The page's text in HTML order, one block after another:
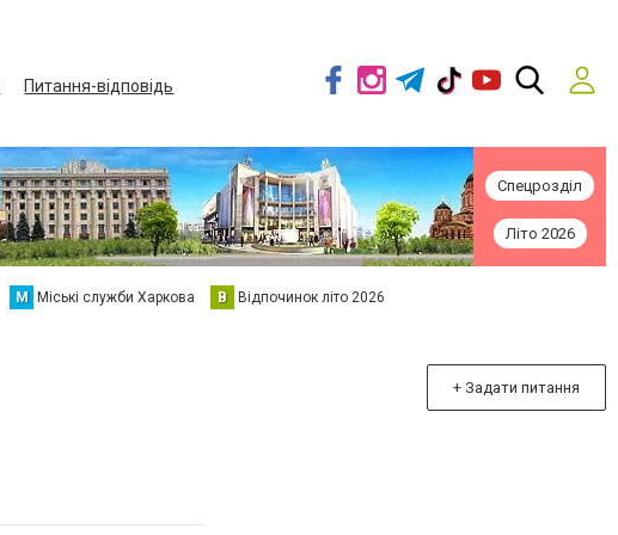
Питання-відповідь
Спецрозділ
Літо 2026
М Міські служби Харкова В Відпочинок літо 2026
+ Задати питання